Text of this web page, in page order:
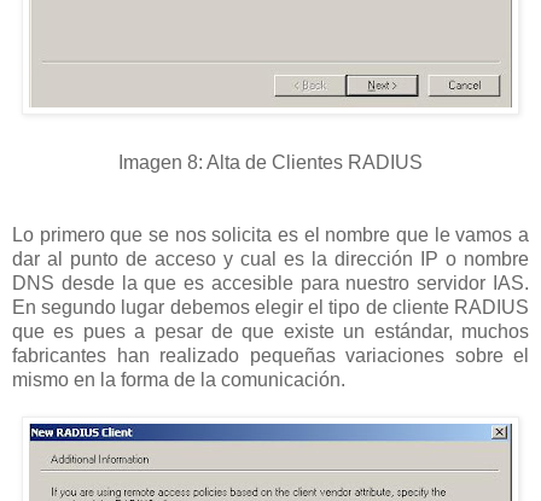
Imagen 8: Alta de Clientes RADIUS
Lo primero que se nos solicita es el nombre que le vamos a
dar al punto de acceso y cual es la dirección IP o nombre
DNS desde la que es accesible para nuestro servidor IAS.
En segundo lugar debemos elegir el tipo de cliente RADIUS
que es pues a pesar de que existe un estándar, muchos
fabricantes han realizado pequeñas variaciones sobre el
mismo en la forma de la comunicación.